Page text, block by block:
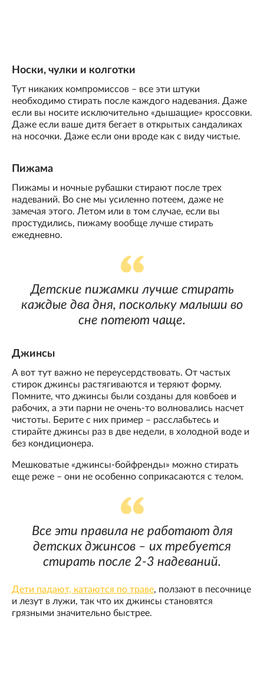
Носки, чулки и колготки
Тут никаких компромиссов – все эти штуки
необходимо стирать после каждого надевания. Даже
если вы носите исключительно «дышащие» кроссовки.
Даже если ваше дитя бегает в открытых сандаликах
на носочки. Даже если они вроде как с виду чистые.
Пижама
Пижамы и ночные рубашки стирают после трех
надеваний. Во сне мы усиленно потеем, даже не
замечая этого. Летом или в том случае, если вы
простудились, пижаму вообще лучше стирать
ежедневно.
Детские пижамки лучше стирать
каждые два дня, поскольку малыши во
сне потеют чаще.
Джинсы
А вот тут важно не переусердствовать. От частых
стирок джинсы растягиваются и теряют форму.
Помните, что джинсы были созданы для ковбоев и
рабочих, а эти парни не очень-то волновались насчет
чистоты. Берите с них пример – расслабьтесь и
стирайте джинсы раз в две недели, в холодной воде и
без кондиционера.
Мешковатые «джинсы-бойфренды» можно стирать
еще реже – они не особенно соприкасаются с телом.
Все эти правила не работают для
детских джинсов – их требуется
стирать после 2-3 надеваний.
Дети падают, катаются по траве, ползают в песочнице
и лезут в лужи, так что их джинсы становятся
грязными значительно быстрее.